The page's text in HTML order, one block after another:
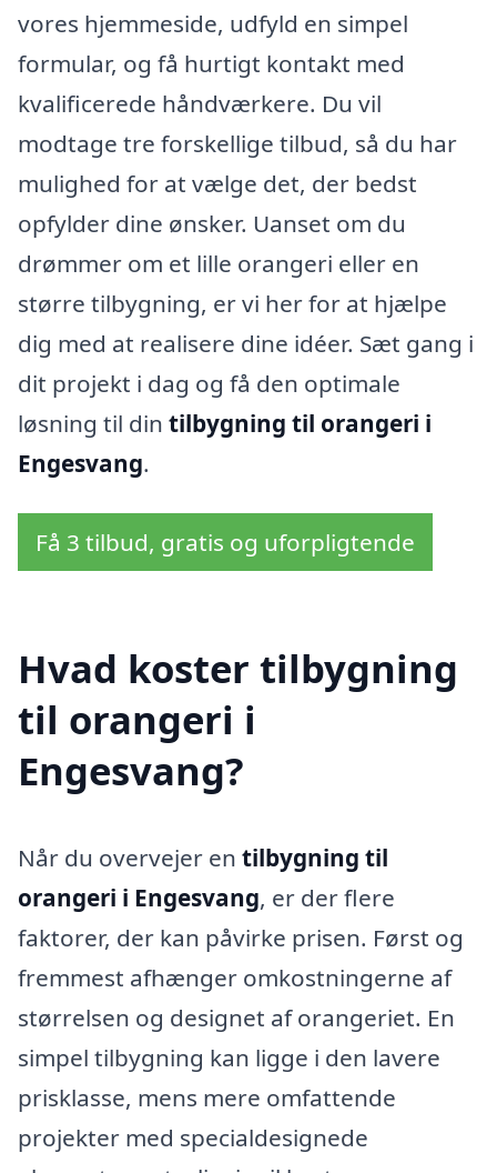
vores hjemmeside, udfyld en simpel
formular, og få hurtigt kontakt med
kvalificerede håndværkere. Du vil
modtage tre forskellige tilbud, så du har
mulighed for at vælge det, der bedst
opfylder dine ønsker. Uanset om du
drømmer om et lille orangeri eller en
større tilbygning, er vi her for at hjælpe
dig med at realisere dine idéer. Sæt gang i
dit projekt i dag og få den optimale
løsning til din tilbygning til orangeri i
Engesvang.
Få 3 tilbud, gratis og uforpligtende
Hvad koster tilbygning
til orangeri i
Engesvang?
Når du overvejer en tilbygning til
orangeri i Engesvang, er der flere
faktorer, der kan påvirke prisen. Først og
fremmest afhænger omkostningerne af
størrelsen og designet af orangeriet. En
simpel tilbygning kan ligge i den lavere
prisklasse, mens mere omfattende
projekter med specialdesignede